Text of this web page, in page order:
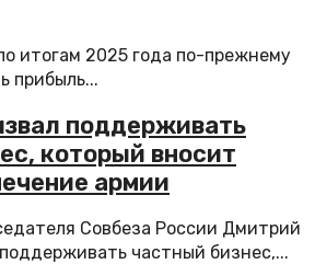
итогам 2025 года по-прежнему
прибыль...
поддерживать
который вносит
армии
Совбеза России Дмитрий
частный бизнес,...